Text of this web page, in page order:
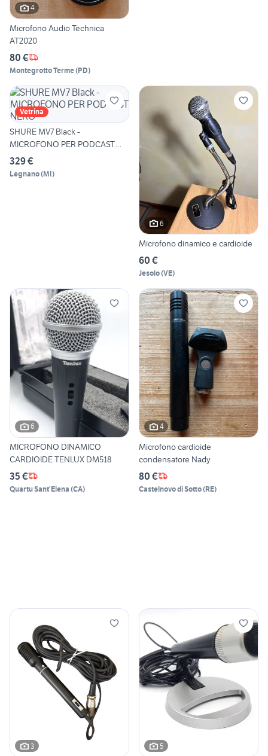
4
Microfono Audio Technica
AT2020
80 €
Montegrotto Terme(PD)
Vetrina
SHURE MV7 Black -
MICROFONO PER PODCAST
NERO
329 €
Legnano(MI)
6
Microfono dinamico e cardioide
60 €
Jesolo(VE)
6
MICROFONO DINAMICO
CARDIOIDE TENLUX DM518
35 €
Quartu Sant'Elena (CA)
4
Microfono cardioide
condensatore Nady
80 €
Castelnovo di Sotto(RE)
3 5